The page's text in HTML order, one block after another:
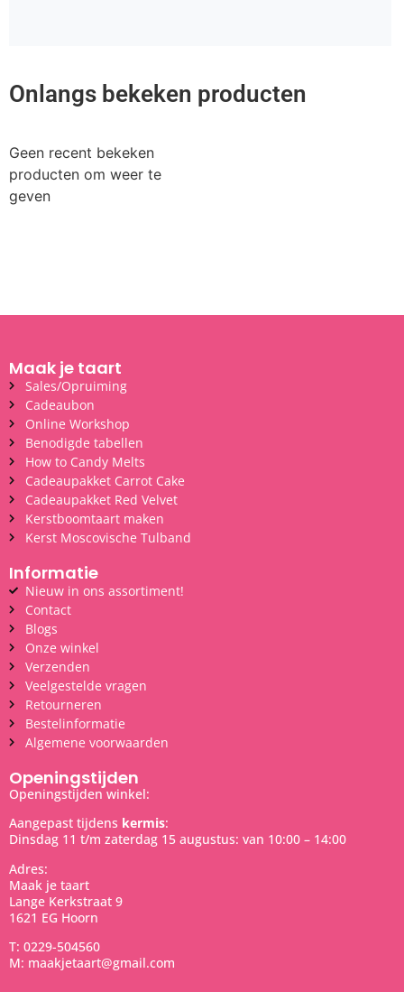
Onlangs bekeken producten
Geen recent bekeken
producten om weer te
geven
Maak je taart
Sales/Opruiming
Cadeaubon
Online Workshop
Benodigde tabellen
How to Candy Melts
Cadeaupakket Carrot Cake
Cadeaupakket Red Velvet
Kerstboomtaart maken
Kerst Moscovische Tulband
Informatie
Nieuw in ons assortiment!
Contact
Blogs
Onze winkel
Verzenden
Veelgestelde vragen
Retourneren
Bestelinformatie
Algemene voorwaarden
Openingstijden
Openingstijden winkel:
Aangepast tijdens kermis:
Dinsdag 11 t/m zaterdag 15 augustus: van 10:00 – 14:00
Adres:
Maak je taart
Lange Kerkstraat 9
1621 EG Hoorn
T: 0229-504560
M: maakjetaart@gmail.com